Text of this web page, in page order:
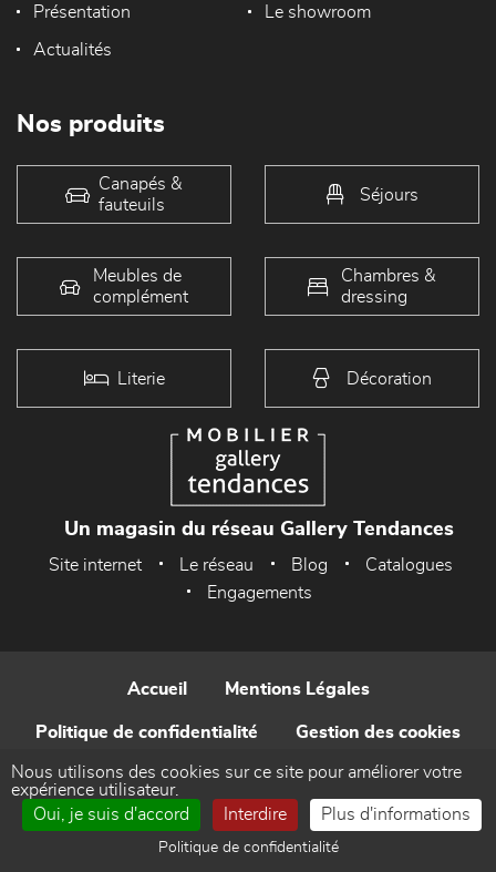
Présentation Le showroom
Actualités
Nos produits
Canapés &
fauteuils
Séjours
Meubles de
complément
Chambres &
dressing
Literie Décoration
Un magasin du réseau Gallery Tendances
Site internet Le réseau Blog
Catalogues
Engagements
Accueil Mentions Légales
Politique de confidentialité Gestion des cookies
Contact
Réalisé par WEB Enseignes
Nous utilisons des cookies sur ce site pour améliorer votre
expérience utilisateur.
Oui, je suis d'accord
Interdire Plus d'informations
Politique de confidentialité